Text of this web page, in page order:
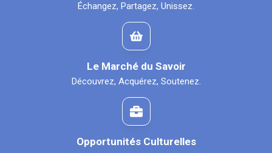
Échangez, Partagez, Unissez.
Le Marché du Savoir
Découvrez, Acquérez, Soutenez.
Opportunités Culturelles